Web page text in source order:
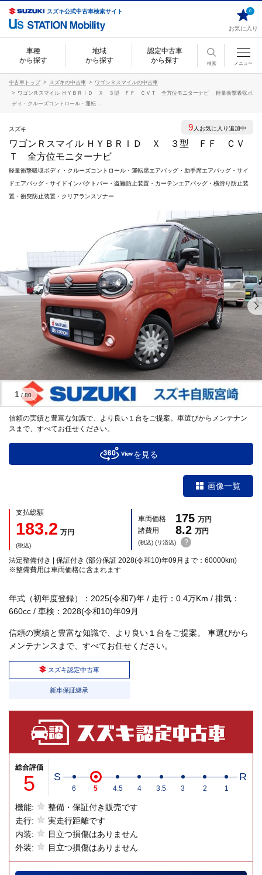
スズキ公式中古車検索サイト
お気に入り
0
車種
から探す
地域
から探す
認定中古車
から探す
検索 メニュー
中古車トップ スズキの中古車
ワゴンＲスマイルの中古車
ワゴンＲスマイル ＨＹＢＲＩＤ Ｘ ３型 ＦＦ ＣＶＴ 全方位モニターナビ 軽量衝撃吸収ボ
ディ・クルーズコントロール・運転 ...
スズキ
ワゴンＲスマイル ＨＹＢＲＩＤ Ｘ ３型 ＦＦ ＣＶ
Ｔ 全方位モニターナビ
軽量衝撃吸収ボディ・クルーズコントロール・運転席エアバッグ・助手席エアバッグ・サイ
ドエアバッグ・サイドインパクトバー・盗難防止装置・カーテンエアバッグ・横滑り防止装
置・衝突防止装置・クリアランスソナー
信頼の実績と豊富な知識で、より良い１台をご提案。車選びからメンテナン
スまで、すべてお任せください。
1 /80
を見る
画像一覧
支払総額
183.2 万円
(税込)
車両価格 175 万円
諸費用
8.2 万円
(税込) (リ済込) ?
法定整備付き | 保証付き (部分保証 2028(令和10)年09月まで：60000km)
※整備費用は車両価格に含まれます
年式（初年度登録）：2025(令和7)年 / 走行：0.4万Km / 排気：
660cc / 車検：2028(令和10)年09月
信頼の実績と豊富な知識で、より良い１台をご提案。 車選びから
メンテナンスまで、すべてお任せください。
スズキ認定中古車
新車保証継承
総合評価
5 S R
6 5 4.5 4 3.5 3 2 1
機能:
整備・保証付き販売です
走行:
実走行距離です
内装:
目立つ損傷はありません
外装:
目立つ損傷はありません
9 人お気に入り追加中